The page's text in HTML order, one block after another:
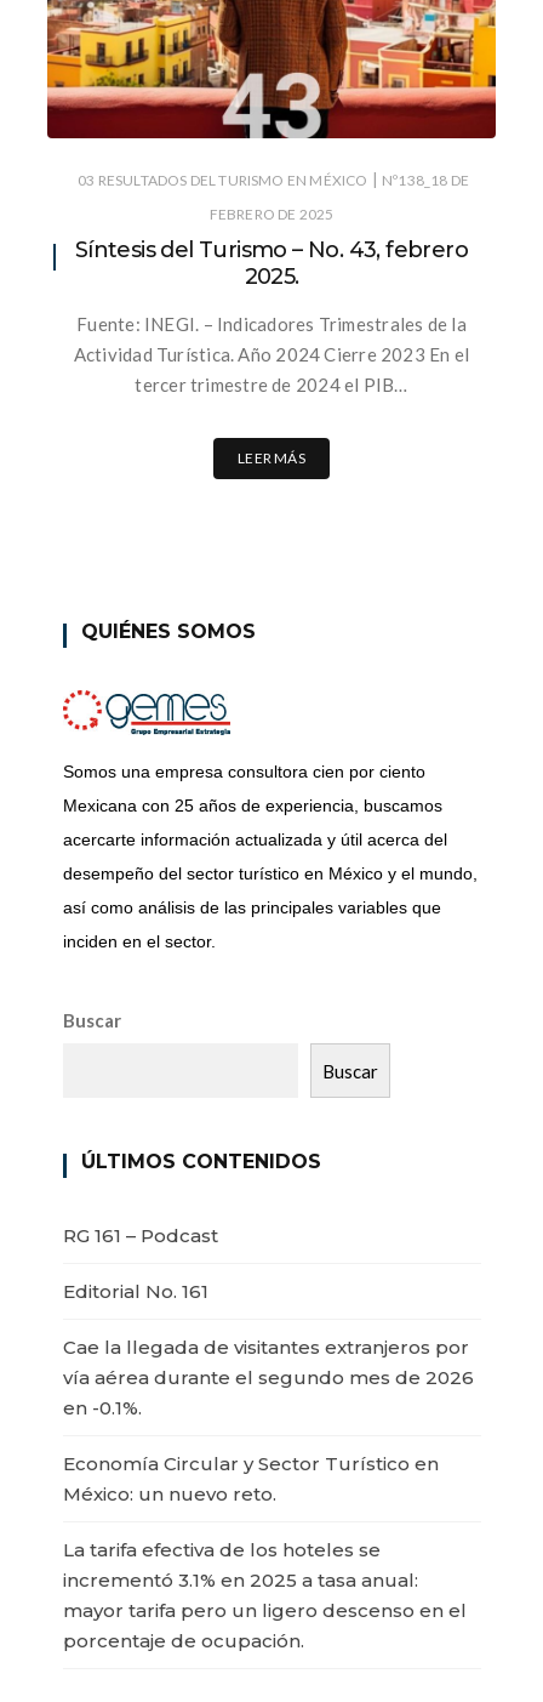
03 RESULTADOS DEL TURISMO EN MÉXICO | Nº138_18 DE
FEBRERO DE 2025
Síntesis del Turismo – No. 43, febrero
2025.
Fuente: INEGI. – Indicadores Trimestrales de la
Actividad Turística. Año 2024 Cierre 2023 En el
tercer trimestre de 2024 el PIB…
LEER MÁS
QUIÉNES SOMOS
Somos una empresa consultora cien por ciento
Mexicana con 25 años de experiencia, buscamos
acercarte información actualizada y útil acerca del
desempeño del sector turístico en México y el mundo,
así como análisis de las principales variables que
inciden en el sector.
Buscar
Buscar
ÚLTIMOS CONTENIDOS
RG 161 – Podcast
Editorial No. 161
Cae la llegada de visitantes extranjeros por
vía aérea durante el segundo mes de 2026
en -0.1%.
Economía Circular y Sector Turístico en
México: un nuevo reto.
La tarifa efectiva de los hoteles se
incrementó 3.1% en 2025 a tasa anual:
mayor tarifa pero un ligero descenso en el
porcentaje de ocupación.